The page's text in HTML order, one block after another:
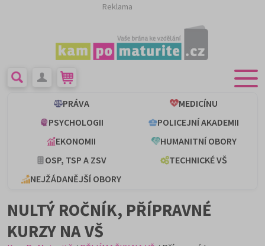
Reklama
PRÁVA
MEDICÍNU
PSYCHOLOGII
POLICEJNÍ AKADEMII
EKONOMII
HUMANITNÍ OBORY
OSP, TSP A ZSV
TECHNICKÉ VŠ
NEJŽÁDANĚJŠÍ OBORY
NULTÝ ROČNÍK, PŘÍPRAVNÉ
KURZY NA VŠ